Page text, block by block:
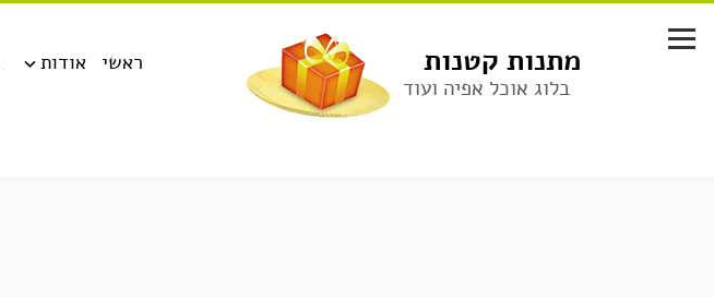
לתוכן
מתנות קטנות
בלוג אוכל אפיה ועוד
אודות ראשי